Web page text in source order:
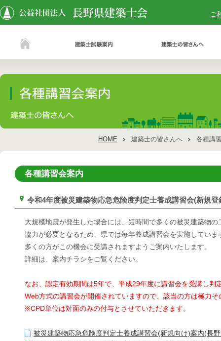
ご
各種講
建築士の皆さんへ
HOME
各種講習会案内
令和4年度被災建築物応急危険度判定士養成講習会(新規
大規模地震が発生した場合には、短時間で多くの被災建築物
協力が必要となるため、県では毎年養成講習会を実施していま
多くの方がこの機会に受講されますようご案内いたします。
詳細は、案内チラシをご覧ください。
なお、認定有効期間は5年で、平成29年度に講習会を受講し
Web方式の講習会が開催されていますので、該当の方は極力
※CPD単位は対面のみの付与とさせていただきます。
被災建築物応急危険度判定士養成講習会(新規向け)案内(長